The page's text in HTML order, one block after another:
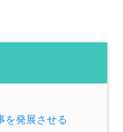
を発展させる